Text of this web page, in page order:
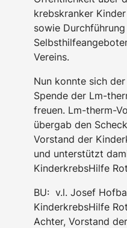
krebskranker
sowie
Vereins.
Nun konnte sich
Spende der Lm-
freuen. Lm-therm-
übergab den
Vorstand der
und unterstützt
KinderkrebsHilfe
BU: v.l. Josef
KinderkrebsHilfe
Achter, Vorstand